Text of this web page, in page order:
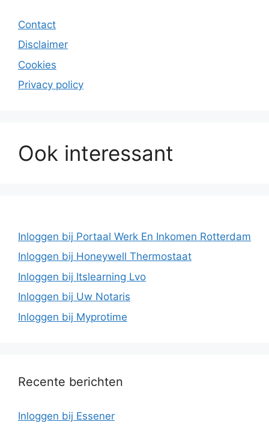
Contact
Disclaimer
Cookies
Privacy policy
Ook interessant
Inloggen bij Portaal Werk En Inkomen Rotterdam
Inloggen bij Honeywell Thermostaat
Inloggen bij Itslearning Lvo
Inloggen bij Uw Notaris
Inloggen bij Myprotime
Recente berichten
Inloggen bij Essener